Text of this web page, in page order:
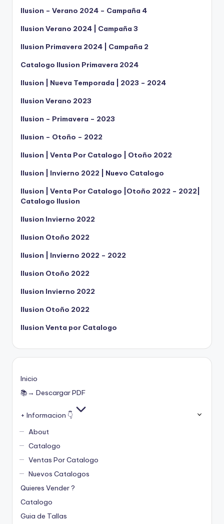
Ilusion – Verano 2024 – Campaña 4
Ilusion Verano 2024 | Campaña 3
Ilusion Primavera 2024 | Campaña 2
Catalogo Ilusion Primavera 2024
Ilusion | Nueva Temporada | 2023 – 2024
Ilusion Verano 2023
Ilusion – Primavera – 2023
Ilusion – Otoño – 2022
Ilusion | Venta Por Catalogo | Otoño 2022
Ilusion | Invierno 2022 | Nuevo Catalogo
Ilusion | Venta Por Catalogo |Otoño 2022 – 2022|
Catalogo Ilusion
Ilusion Invierno 2022
Ilusion Otoño 2022
Ilusion | Invierno 2022 – 2022
Ilusion Otoño 2022
Ilusion Invierno 2022
Ilusion Otoño 2022
Ilusion Venta por Catalogo
Inicio
📚→ Descargar PDF
+ Informacion 👇
About
Catalogo
Ventas Por Catalogo
Nuevos Catalogos
Quieres Vender ?
Catalogo
Guia de Tallas